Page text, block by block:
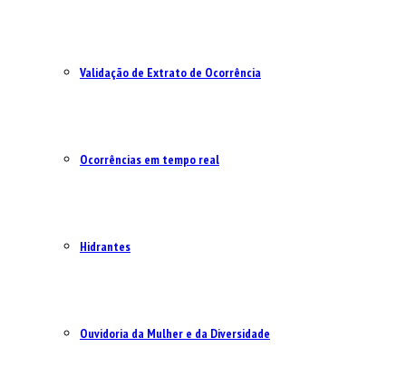
Validação de Extrato de Ocorrência
Ocorrências em tempo real
Hidrantes
Ouvidoria da Mulher e da Diversidade